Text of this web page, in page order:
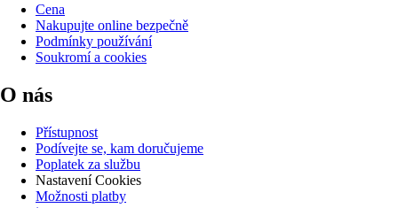
Cena
Nakupujte online bezpečně
Podmínky používání
Soukromí a cookies
O nás
Přístupnost
Podívejte se, kam doručujeme
Poplatek za službu
Nastavení Cookies
Možnosti platby